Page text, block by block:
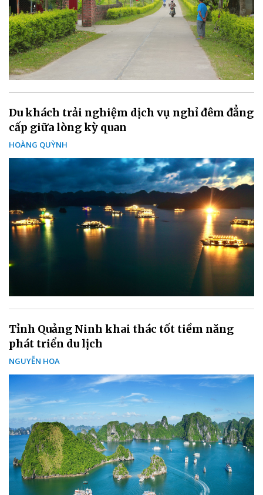
Du khách trải nghiệm dịch vụ nghỉ đêm đẳng
cấp giữa lòng kỳ quan
HOÀNG QUỲNH
Tỉnh Quảng Ninh khai thác tốt tiềm năng
phát triển du lịch
NGUYỄN HOA